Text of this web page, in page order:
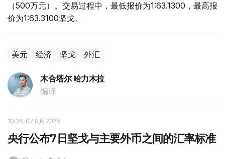
（500万元）。交易过程中，最低报价为1:63.1300，最高报
价为1:63.3100坚戈。
美元 经济 坚戈 外汇
木合塔尔 哈力木拉
编译
10:36, 07 8月 2026
央行公布7日坚戈与主要外币之间的汇率标准